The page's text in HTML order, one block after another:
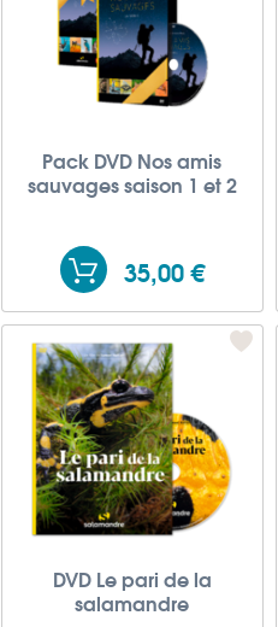
Pack DVD Nos amis
sauvages saison 1 et 2
35,00 €
DVD Le pari de la
salamandre